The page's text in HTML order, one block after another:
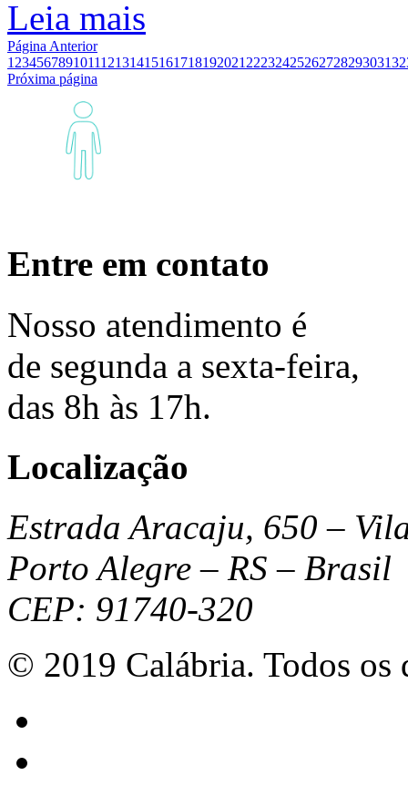
Leia mais
Página Anterior
1 23456789101112131415161718192021 2223242526272829303132
Próxima página
Entre em contato
Nosso atendimento é
de segunda a sexta-feira,
das 8h às 17h.
Localização
Estrada Aracaju, 650 –
Porto Alegre – RS – Brasil
CEP: 91740-320
© 2019 Calábria. Todos os